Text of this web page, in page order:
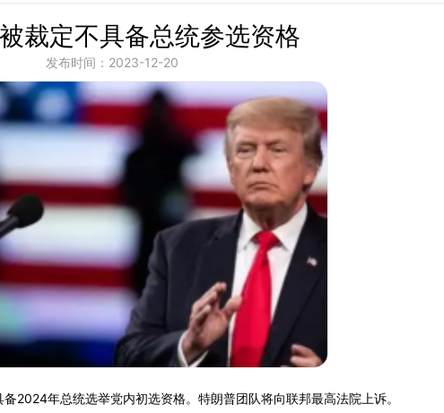
裁定不具备总统参选资格
发布时间：2023-12-20
2024年总统选举党内初选资格。特朗普团队将向联邦最高法院上诉。